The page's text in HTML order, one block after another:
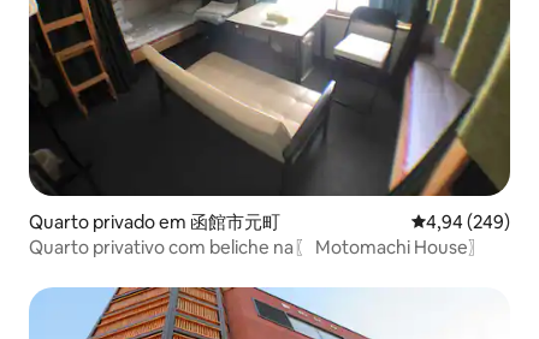
Quarto privado em 函館市元町 Classificação
4,94 (249)
Quarto privativo com beliche na〖 Motomachi House〗